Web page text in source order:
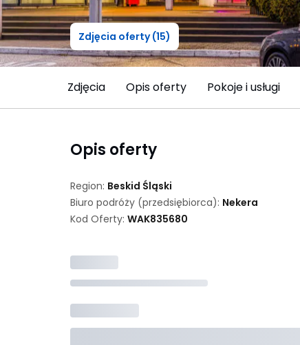
Zdjęcia oferty (15)
Zdjęcia Opis oferty Pokoje i usługi
Opis oferty
Region: Beskid Śląski
Biuro podróży (przedsiębiorca): Nekera
Kod Oferty: WAK835680